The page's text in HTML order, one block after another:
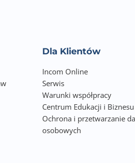
Dla Klientów
Incom Online
Serwis
Warunki współpracy
Centrum Edukacji i Biznesu
Ochrona i przetwarzanie
osobowych